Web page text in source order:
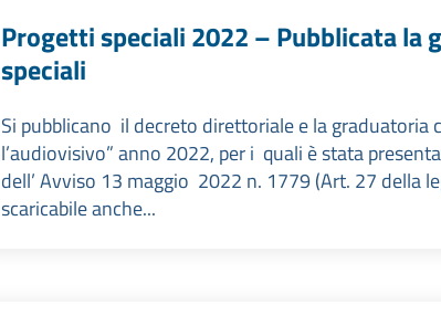
Progetti speciali 2022 – Pubblicata
speciali
Si pubblicano il decreto direttoriale e la graduatoria
l’audiovisivo” anno 2022, per i quali è stata
dell’ Avviso 13 maggio 2022 n. 1779 (Art. 27 della
scaricabile anche...